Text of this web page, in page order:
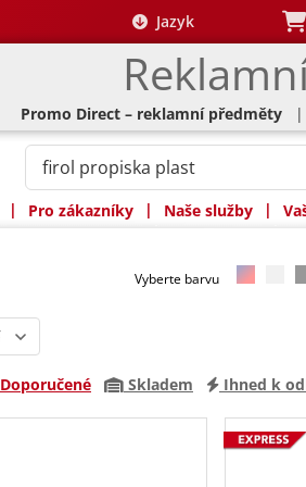
Jazyk
Promo Direct – reklamní předměty |
| Pro zákazníky | Naše služby |
Vyberte barvu
Doporučené Skladem Ihned k